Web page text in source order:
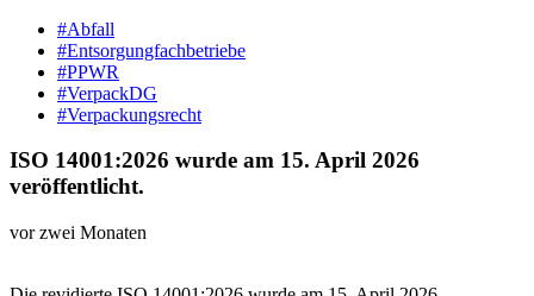
#Abfall
#Entsorgungfachbetriebe
#PPWR
#VerpackDG
#Verpackungsrecht
ISO 14001:2026 wurde am 15. April 2026
veröffentlicht.
vor zwei Monaten